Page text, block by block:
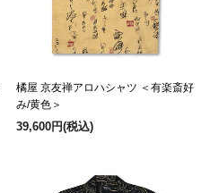
橘屋 京友禅アロハシャツ ＜有楽斎好
み/黄色＞
39,600円(税込)